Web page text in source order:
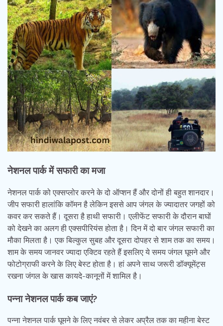
नेशनल पार्क में सफारी का मजा
नेशनल पार्क को एक्सप्लोर करने के दो ऑप्शन हैं और दोनों ही बहुत शानदार।
जीप सफारी हालांकि कॉमन है लेकिन इससे आप जंगल के ज्यादातर जगहों को
कवर कर सकते हैं। दूसरा है हाथी सफारी। एलीफेंट सफारी के दौरान बाघों
को देखने का अलग ही एक्सपीरियंस होता है। दिन में दो बार जंगल सफारी का
मौका मिलता है। एक बिल्कुल सुबह और दूसरा दोपहर से शाम तक का समय।
शाम के समय जानवर ज्यादा एक्टिव रहते हैं इसलिए ये समय जंगल घूमने और
फोटोग्राफी करने के लिए बेस्ट होता है। हां अपने साथ जरूरी डॉक्यूमेंट्स
रखना जंगल के खास कायदे-कानूनों में शामिल है।
पन्ना नेशनल पार्क कब जाएं?
पन्ना नेशनल पार्क घूमने के लिए नवंबर से लेकर अप्रैल तक का महीना बेस्ट